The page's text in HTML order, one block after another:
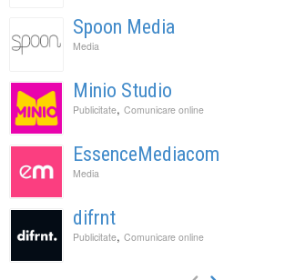
Spoon Media
Media
Minio Studio
Publicitate, Comunicare online
EssenceMediacom
Media
difrnt
Publicitate, Comunicare online